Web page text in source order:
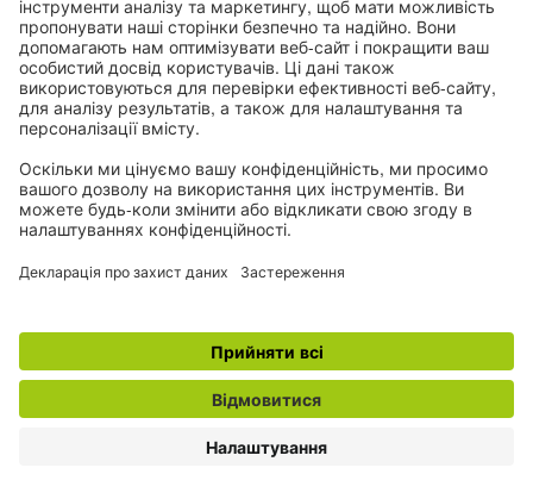
І тут ми переходимо до жорстокого цинізму
сучасної геополітики. У 2025-2026 роках
американські прагнення продемонструвати
силу в Карибському морі й Тихоокеанському
кільці вилилися в операціюSouthern Spear
(«Південний спис» – американська військова
операція). Військові удари в цьому регіоні
зараз більше нагадують турнір із дартсу,
людські жертви рахуються ніби бали на
щонайменше 133 потерпілих, проте
фізіологічні катастрофи, які лишаються під
морською поверхнею, ніхто собі в політичні
бали не зараховує.